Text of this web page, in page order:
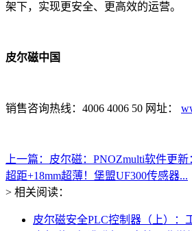
架下，实现更安全、更高效的运营。
皮尔磁中国
销售咨询热线：4006 4006 50 网址：
上一篇：皮尔磁：PNOZmulti软件更新
超距+18mm超薄！堡盟UF300传感器...
> 相关阅读：
皮尔磁安全PLC控制器（上）：